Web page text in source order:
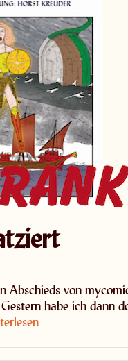
von
habe ich